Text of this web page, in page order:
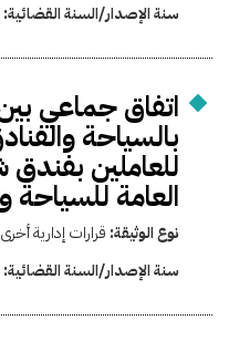
سنة الإصدار/السنة القضائية:
اتفاق جماعي بين
بالسياحة
للعاملين
العامة
نوع الوثيقة: قرارات إدارية أخرى
سنة الإصدار/السنة القضائية: